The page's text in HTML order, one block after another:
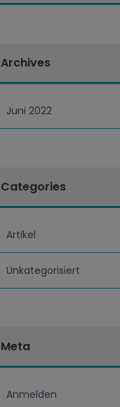
Archives
Juni 2022
Categories
Artikel
Unkategorisiert
Meta
Anmelden